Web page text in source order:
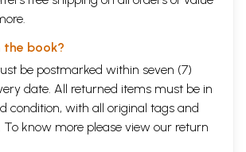
the book?
be postmarked within seven (7)
date. All returned items must be in
condition, with all original tags and
To know more please view our return